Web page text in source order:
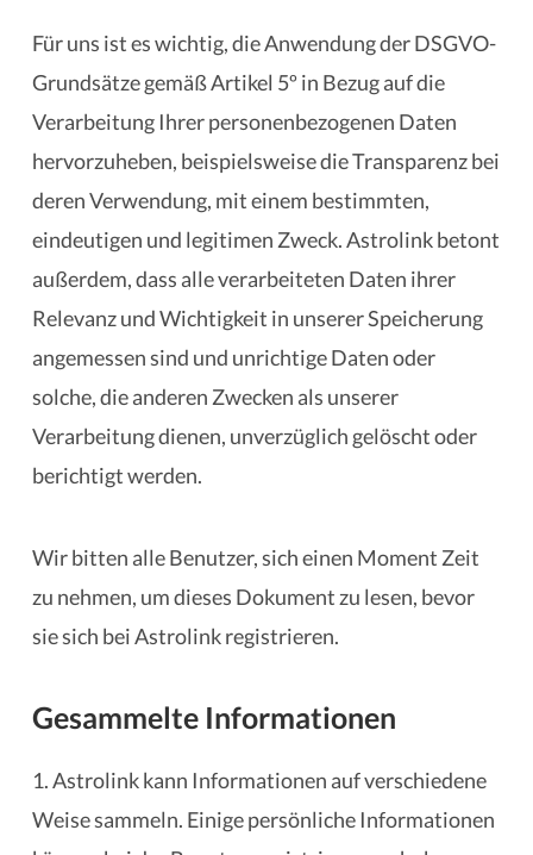
Für uns ist es wichtig, die Anwendung der DSGVO-
Grundsätze gemäß Artikel 5º in Bezug auf die
Verarbeitung Ihrer personenbezogenen Daten
hervorzuheben, beispielsweise die Transparenz bei
deren Verwendung, mit einem bestimmten,
eindeutigen und legitimen Zweck. Astrolink betont
außerdem, dass alle verarbeiteten Daten ihrer
Relevanz und Wichtigkeit in unserer Speicherung
angemessen sind und unrichtige Daten oder
solche, die anderen Zwecken als unserer
Verarbeitung dienen, unverzüglich gelöscht oder
berichtigt werden.
Wir bitten alle Benutzer, sich einen Moment Zeit
zu nehmen, um dieses Dokument zu lesen, bevor
sie sich bei Astrolink registrieren.
Gesammelte Informationen
1. Astrolink kann Informationen auf verschiedene
Weise sammeln. Einige persönliche Informationen